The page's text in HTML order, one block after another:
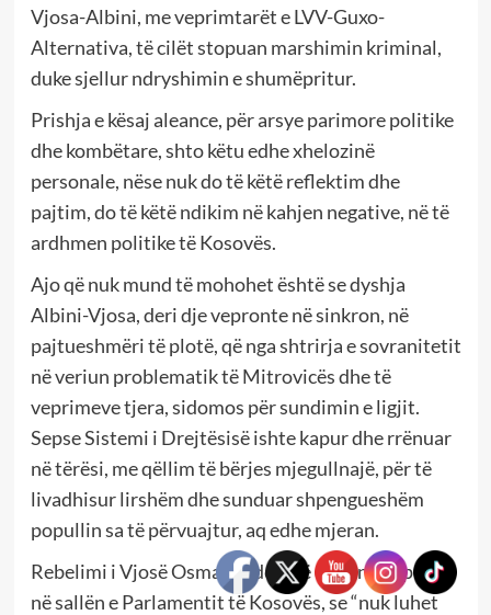
Vjosa-Albini, me veprimtarët e LVV-Guxo-
Alternativa, të cilët stopuan marshimin kriminal,
duke sjellur ndryshimin e shumëpritur.
Prishja e kësaj aleance, për arsye parimore politike
dhe kombëtare, shto këtu edhe xhelozinë
personale, nëse nuk do të këtë reflektim dhe
pajtim, do të këtë ndikim në kahjen negative, në të
ardhmen politike të Kosovës.
Ajo që nuk mund të mohohet është se dyshja
Albini-Vjosa, deri dje vepronte në sinkron, në
pajtueshmëri të plotë, që nga shtrirja e sovranitetit
në veriun problematik të Mitrovicës dhe të
veprimeve tjera, sidomos për sundimin e ligjit.
Sepse Sistemi i Drejtësisë ishte kapur dhe rrënuar
në tërësi, me qëllim të bërjes mjegullnajë, për të
livadhisur lirshëm dhe sunduar shpengueshëm
popullin sa të përvuajtur, aq edhe mjeran.
Rebelimi i Vjosë Osmanit, deri në denoncim publik
në sallën e Parlamentit të Kosovës, se “nuk luhet